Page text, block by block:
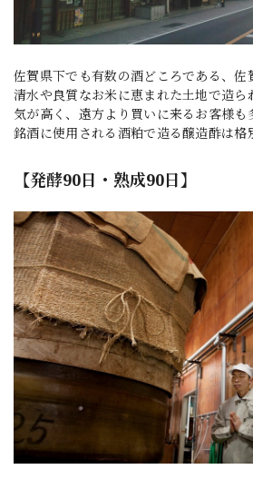
佐賀県下でも有数の酒どころである、佐
清水や良質なお米に恵まれた土地で造ら
気が高く、遠方より買いに来るお客様も
銘酒に使用される酒粕で造る醸造酢は格
【発酵90日・熟成90日】